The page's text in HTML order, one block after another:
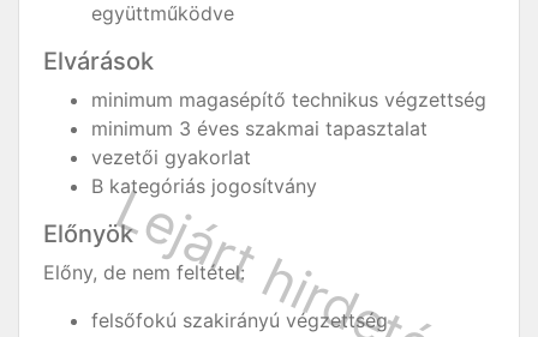
együttműködve
Elvárások
minimum magasépítő technikus végzettség
minimum 3 éves szakmai tapasztalat
vezetői gyakorlat
B kategóriás jogosítvány
Előnyök
Előny, de nem feltétel:
felsőfokú szakirányú végzettség